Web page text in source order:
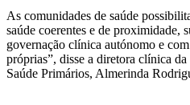
As comunidades de saúde
saúde coerentes e de proximidade,
governação clínica autónomo e
próprias”, disse a diretora clínica
Saúde Primários, Almerinda